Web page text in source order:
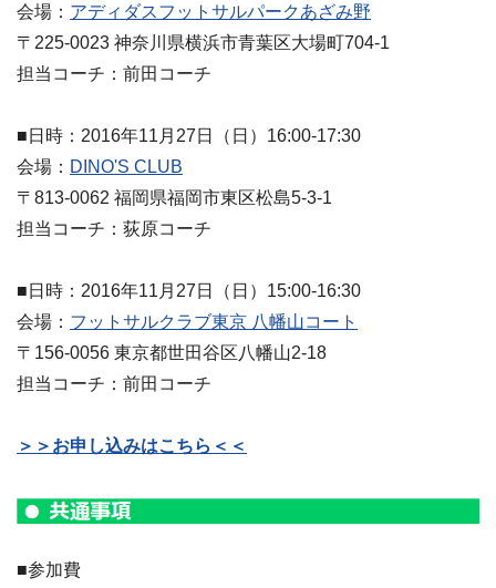
会場： アディダスフットサルパークあざみ野
〒225-0023 神奈川県横浜市青葉区大場町704-1
担当コーチ：前田コーチ
■日時：2016年11月27日（日）16:00-17:30
会場： DINO'S CLUB
〒813-0062 福岡県福岡市東区松島5-3-1
担当コーチ：荻原コーチ
■日時：2016年11月27日（日）15:00-16:30
会場： フットサルクラブ東京 八幡山コート
〒156-0056 東京都世田谷区八幡山2-18
担当コーチ：前田コーチ
＞＞お申し込みはこちら＜＜
■参加費